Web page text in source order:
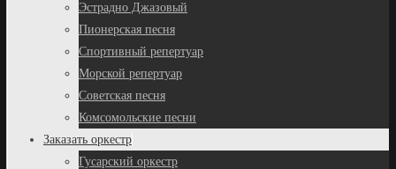
Эстрадно Джазовый
Пионерская песня
Спортивный репертуар
Морской репертуар
Советская песня
Комсомольские песни
Заказать оркестр
Гусарский оркестр